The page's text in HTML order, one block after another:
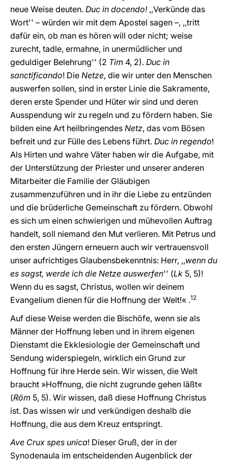
neue Weise deuten. Duc in docendo!,,Verkünde das
Wort'' – würden wir mit dem Apostel sagen –, ,,tritt
dafür ein, ob man es hören will oder nicht; weise
zurecht, tadle, ermahne, in unermüdlicher und
geduldiger Belehrung'' (2 Tim 4, 2). Duc in
sanctificando! Die Netze, die wir unter den Menschen
auswerfen sollen, sind in erster Linie die Sakramente,
deren erste Spender und Hüter wir sind und deren
Ausspendung wir zu regeln und zu fördern haben. Sie
bilden eine Art heilbringendes Netz, das vom Bösen
befreit und zur Fülle des Lebens führt. Duc in regendo!
Als Hirten und wahre Väter haben wir die Aufgabe, mit
der Unterstützung der Priester und unserer anderen
Mitarbeiter die Familie der Gläubigen
zusammenzuführen und in ihr die Liebe zu entzünden
und die brüderliche Gemeinschaft zu fördern. Obwohl
es sich um einen schwierigen und mühevollen Auftrag
handelt, soll niemand den Mut verlieren. Mit Petrus und
den ersten Jüngern erneuern auch wir vertrauensvoll
unser aufrichtiges Glaubensbekenntnis: Herr, ,,wenn du
es sagst, werde ich die Netze auswerfen'' (Lk 5, 5)!
Wenn du es sagst, Christus, wollen wir deinem
Evangelium dienen für die Hoffnung der Welt!« .12
Auf diese Weise werden die Bischöfe, wenn sie als
Männer der Hoffnung leben und in ihrem eigenen
Dienstamt die Ekklesiologie der Gemeinschaft und
Sendung widerspiegeln, wirklich ein Grund zur
Hoffnung für ihre Herde sein. Wir wissen, die Welt
braucht »Hoffnung, die nicht zugrunde gehen läßt«
(Röm 5, 5). Wir wissen, daß diese Hoffnung Christus
ist. Das wissen wir und verkündigen deshalb die
Hoffnung, die aus dem Kreuz entspringt.
Ave Crux spes unica! Dieser Gruß, der in der
Synodenaula im entscheidenden Augenblick der